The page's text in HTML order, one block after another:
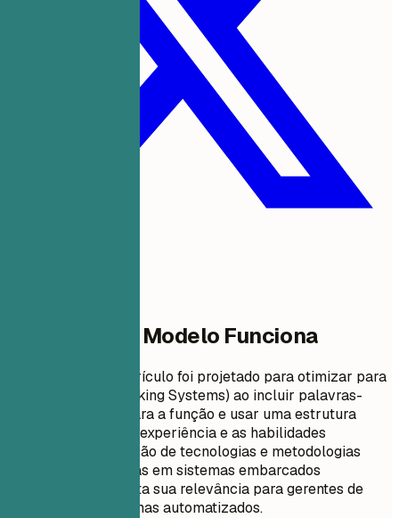
Por Que Este Modelo Funciona
Este formato de currículo foi projetado para otimizar para
ATS (Applicant Tracking Systems) ao incluir palavras-
chave relevantes para a função e usar uma estrutura
clara que destaca a experiência e as habilidades
pertinentes. A inclusão de tecnologias e metodologias
específicas utilizadas em sistemas embarcados
automotivos aumenta sua relevância para gerentes de
contratação e sistemas automatizados.